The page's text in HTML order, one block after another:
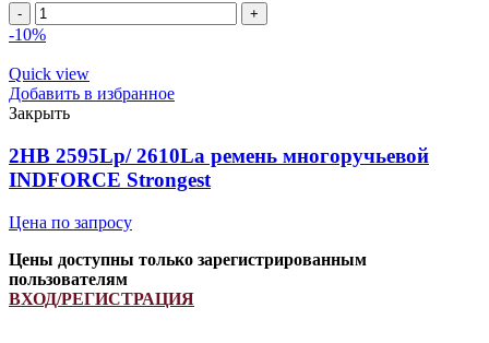
2HB
2450Lp/
(PCM
6201430)
ремень
многоручьевой
INDFORCE
Unlimit
quantity
-10%
Quick view
Добавить в избранное
Закрыть
2HB 2595Lp/ 2610La ремень многоручьевой
INDFORCE Strongest
Цена по запросу
Цены доступны только зарегистрированным
пользователям
ВХОД/РЕГИСТРАЦИЯ